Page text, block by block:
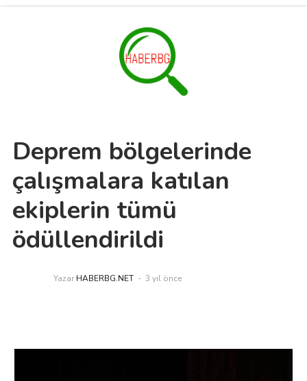
Deprem bölgelerinde
çalışmalara katılan
ekiplerin tümü
ödüllendirildi
Yazar HABERBG.NET 3 yıl önce